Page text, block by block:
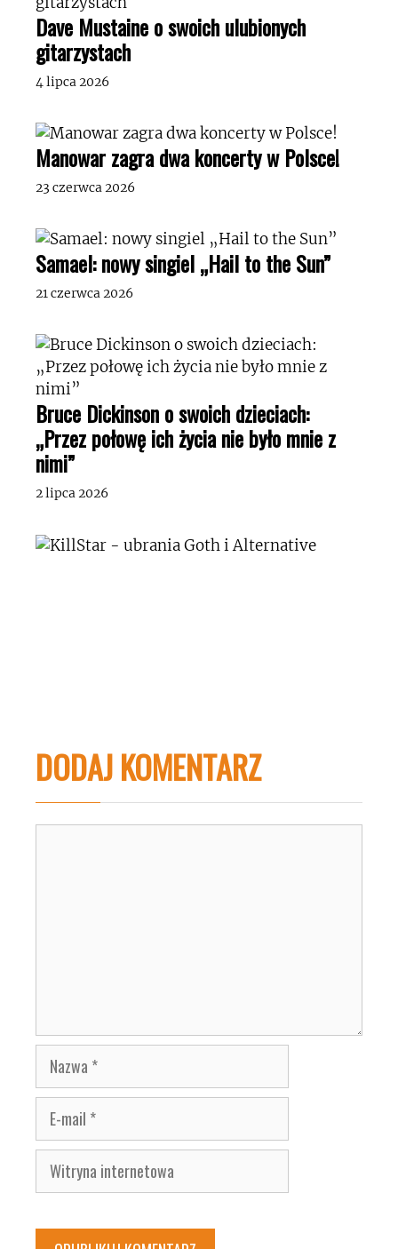
Dave Mustaine o swoich ulubionych
gitarzystach
4 lipca 2026
Manowar zagra dwa koncerty w Polsce!
23 czerwca 2026
Samael: nowy singiel „Hail to the Sun”
21 czerwca 2026
Bruce Dickinson o swoich dzieciach:
„Przez połowę ich życia nie było mnie z
nimi”
2 lipca 2026
DODAJ KOMENTARZ
Nazwa
E-
mail
Witryna
internetowa